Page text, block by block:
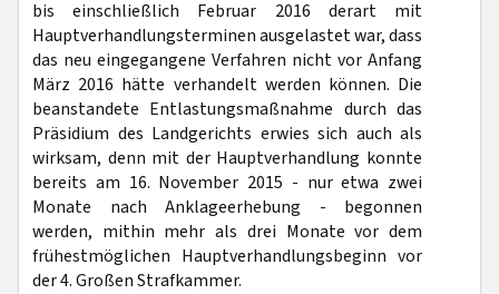
bis einschließlich Februar 2016 derart mit
Hauptverhandlungsterminen ausgelastet war, dass
das neu eingegangene Verfahren nicht vor Anfang
März 2016 hätte verhandelt werden können. Die
beanstandete Entlastungsmaßnahme durch das
Präsidium des Landgerichts erwies sich auch als
wirksam, denn mit der Hauptverhandlung konnte
bereits am 16. November 2015 - nur etwa zwei
Monate nach Anklageerhebung - begonnen
werden, mithin mehr als drei Monate vor dem
frühestmöglichen Hauptverhandlungsbeginn vor
der 4. Großen Strafkammer.